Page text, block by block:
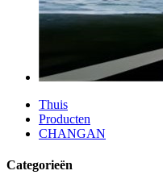
Thuis
Producten
CHANGAN
Categorieën